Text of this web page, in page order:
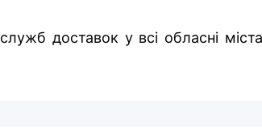
доставок у всі обласні